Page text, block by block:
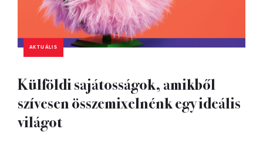
AKTUÁLIS
Külföldi sajátosságok, amikből
szívesen összemixelnénk egy ideális
világot